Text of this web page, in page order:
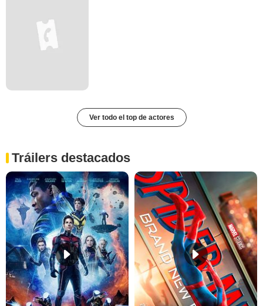
Ver todo el top de actores
Tráilers destacados